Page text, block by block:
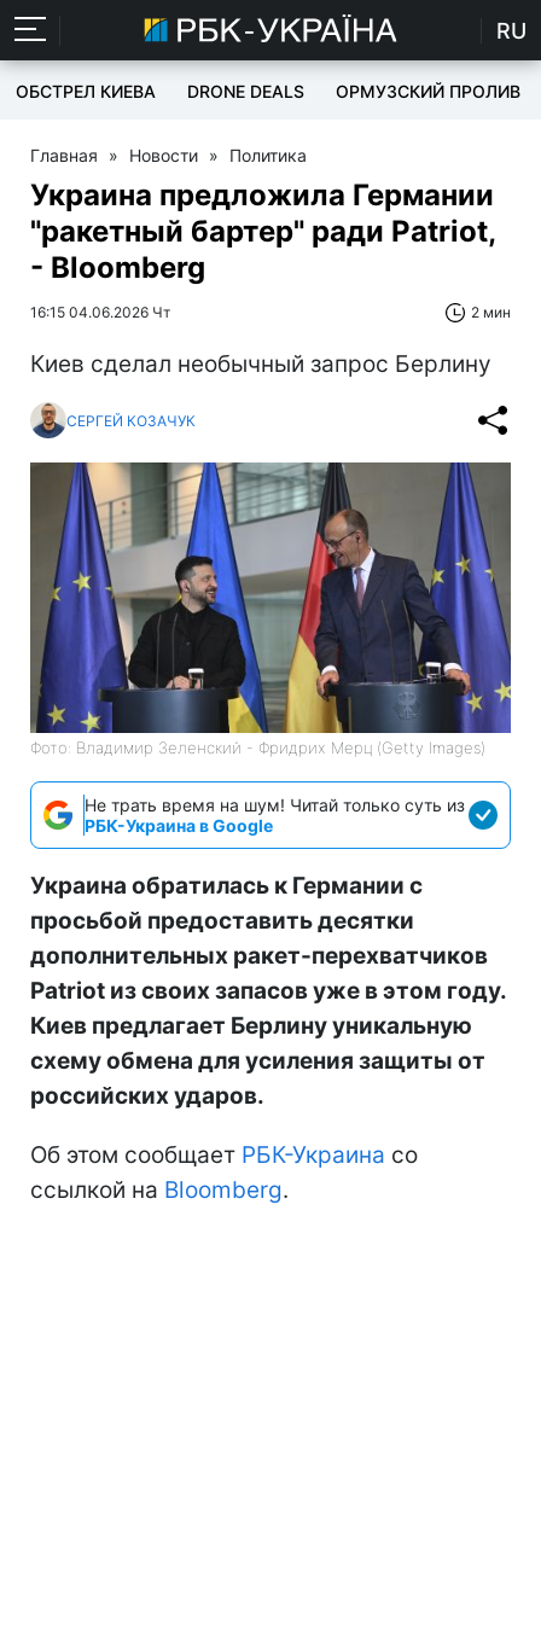
RU
ОБСТРЕЛ КИЕВА DRONE DEALS ОРМУЗСКИЙ ПРОЛИВ
Главная » Новости » Политика
Украина предложила Германии
"ракетный бартер" ради Patriot,
- Bloomberg
16:15 04.06.2026 Чт 2 мин
Киев сделал необычный запрос Берлину
СЕРГЕЙ КОЗАЧУК
Фото: Владимир Зеленский - Фридрих Мерц (Getty Images)
Не трать время на шум! Читай только суть из
РБК-Украина в Google
Украина обратилась к Германии с
просьбой предоставить десятки
дополнительных ракет-перехватчиков
Patriot из своих запасов уже в этом году.
Киев предлагает Берлину уникальную
схему обмена для усиления защиты от
российских ударов.
Об этом сообщает РБК-Украина со
ссылкой на Bloomberg.